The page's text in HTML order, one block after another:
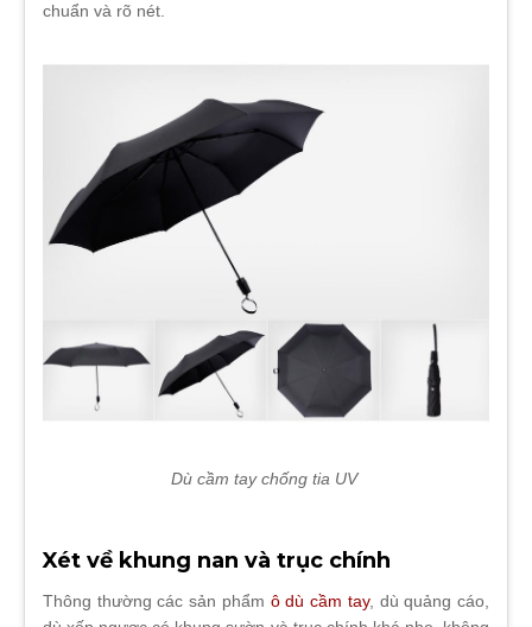
chuẩn và rõ nét.
Dù cầm tay chống tia UV
Xét về khung nan và trục chính
Thông thường các sản phẩm ô dù cầm tay, dù quảng cáo,